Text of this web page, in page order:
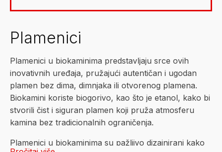
Plamenici u biokaminima predstavljaju srce ovih
inovativnih uređaja, pružajući autentičan i ugodan
plamen bez dima, dimnjaka ili otvorenog plamena.
Biokamini koriste biogorivo, kao što je etanol, kako bi
stvorili čist i siguran plamen koji pruža atmosferu
kamina bez tradicionalnih ograničenja.
Plamenici u biokaminima su pažljivo dizajnirani kako